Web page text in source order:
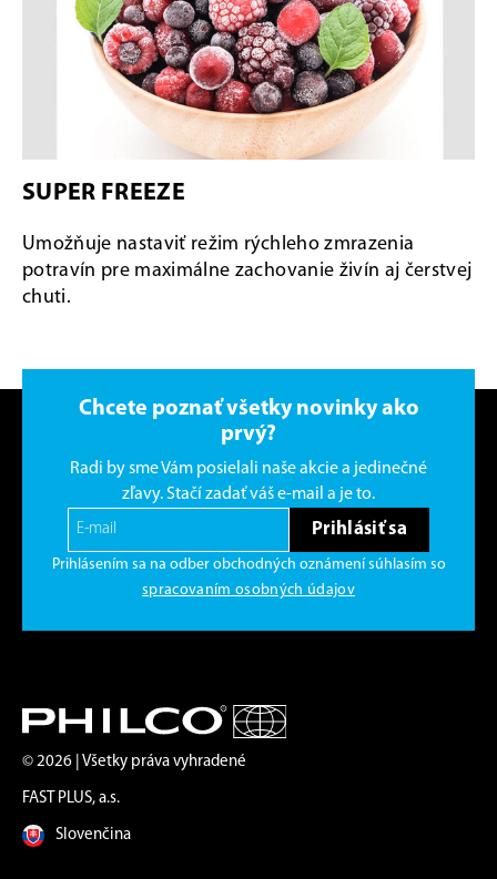
SUPER FREEZE
Umožňuje nastaviť režim rýchleho zmrazenia
potravín pre maximálne zachovanie živín aj čerstvej
chuti.
Chcete poznať všetky novinky ako
prvý?
Radi by sme Vám posielali naše akcie a jedinečné
zľavy. Stačí zadať váš e-mail a je to.
Prihlásiť sa
Prihlásením sa na odber obchodných oznámení súhlasím so
spracovaním osobných údajov
© 2026 | Všetky práva vyhradené
FAST PLUS, a.s.
Slovenčina